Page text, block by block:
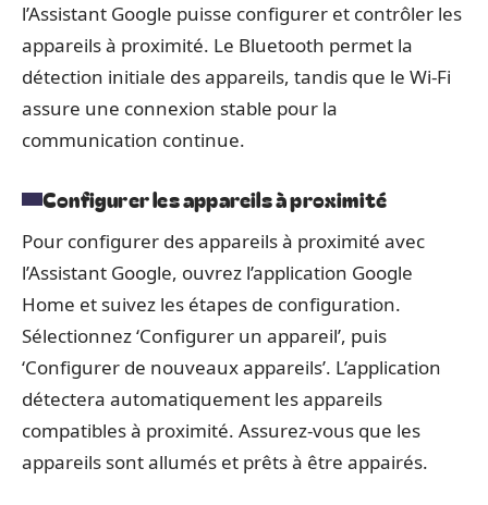
l’Assistant Google puisse configurer et contrôler les
appareils à proximité. Le Bluetooth permet la
détection initiale des appareils, tandis que le Wi-Fi
assure une connexion stable pour la
communication continue.
Configurer les appareils à proximité
Pour configurer des appareils à proximité avec
l’Assistant Google, ouvrez l’application Google
Home et suivez les étapes de configuration.
Sélectionnez ‘Configurer un appareil’, puis
‘Configurer de nouveaux appareils’. L’application
détectera automatiquement les appareils
compatibles à proximité. Assurez-vous que les
appareils sont allumés et prêts à être appairés.